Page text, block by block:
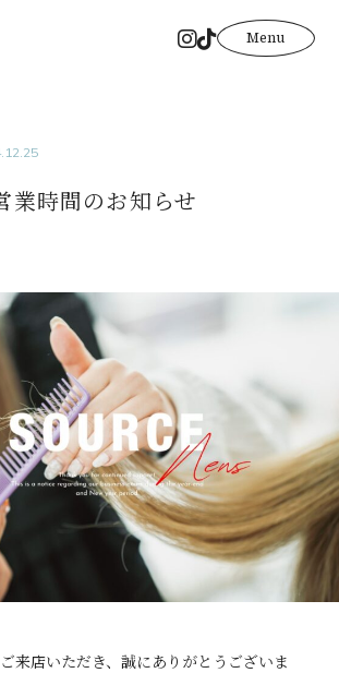
Menu
業時間のお知らせ
来店いただき、誠にありがとうございま